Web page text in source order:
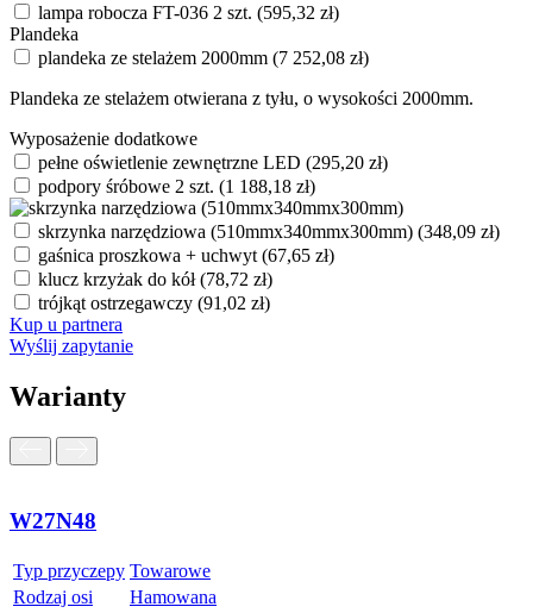
lampa robocza FT-036 2 szt. (595,32 zł)
Plandeka
plandeka ze stelażem 2000mm (7 252,08 zł)
Plandeka ze stelażem otwierana z tyłu, o wysokości 2000mm.
Wyposażenie dodatkowe
pełne oświetlenie zewnętrzne LED (295,20 zł)
podpory śróbowe 2 szt. (1 188,18 zł)
skrzynka narzędziowa (510mmx340mmx300mm) (348,09 zł)
gaśnica proszkowa + uchwyt (67,65 zł)
klucz krzyżak do kół(78,72 zł)
trójkąt ostrzegawczy (91,02 zł)
Kup u partnera
Wyślij zapytanie
Warianty
W27N48
Typ przyczepy Towarowe
Rodzaj osi
Hamowana